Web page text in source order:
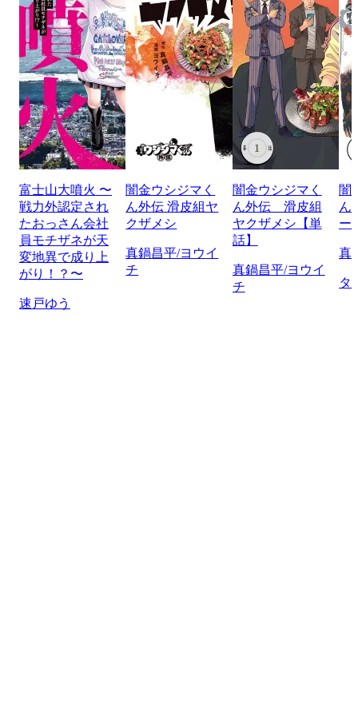
富士山大噴火 〜
戦力外認定され
たおっさん会社
員モチザネが天
変地異で成り上
がり！？〜
速戸ゆう
闇金ウシジマく
ん外伝 滑皮組ヤ
クザメシ
真鍋昌平/ヨウイ
チ
闇金ウシジマく
ん外伝 滑皮組
ヤクザメシ【単
話】
真鍋昌平/ヨウイ
チ
闇
ん
ー
真
タ